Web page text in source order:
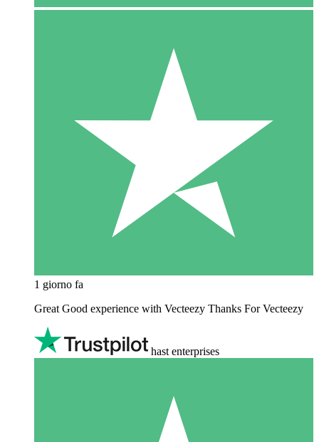
1 giorno fa
Great Good experience with Vecteezy Thanks For Vecteezy
hast enterprises